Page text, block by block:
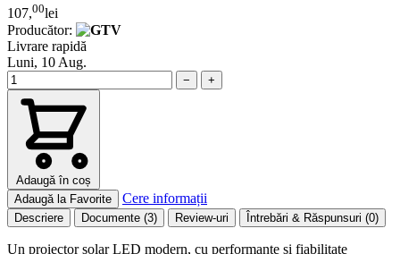
107,00lei
Producător:
Livrare rapidă
Luni, 10 Aug.
− +
Adaugă în coș
Adaugă la Favorite
Cere informații
Descriere Documente (3) Review-uri Întrebări & Răspunsuri (0)
Un proiector solar LED modern, cu performanțe și fiabilitate